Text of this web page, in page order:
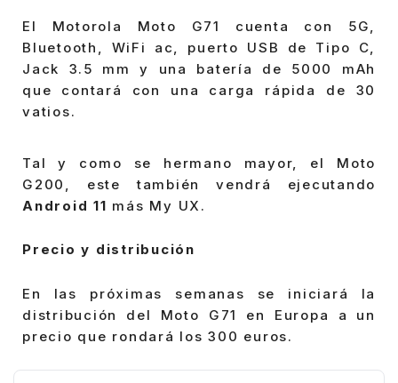
El Motorola Moto G71 cuenta con 5G,
Bluetooth, WiFi ac, puerto USB de Tipo C,
Jack 3.5 mm y una batería de 5000 mAh
que contará con una carga rápida de 30
vatios.
Tal y como se hermano mayor, el Moto
G200, este también vendrá ejecutando
Android 11 más My UX.
Precio y distribución
En las próximas semanas se iniciará la
distribución del Moto G71 en Europa a un
precio que rondará los 300 euros.